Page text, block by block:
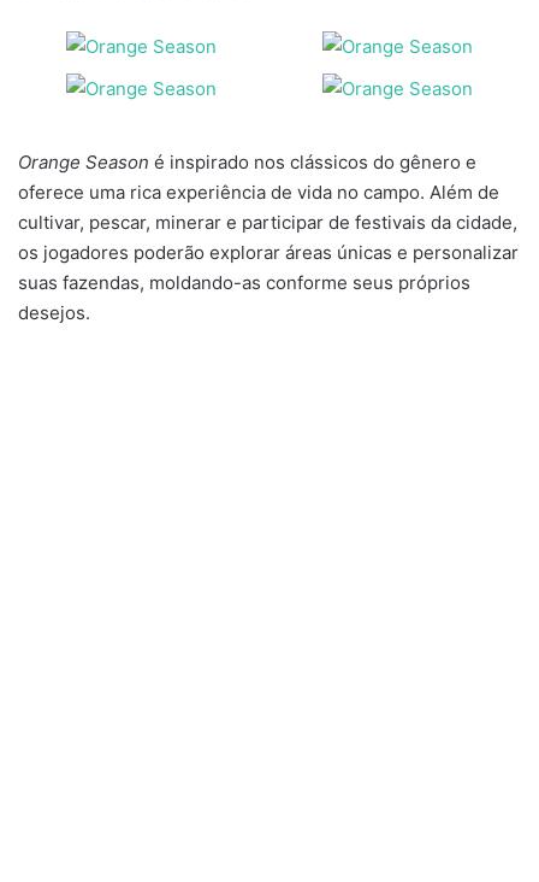
Orange Season é inspirado nos clássicos do gênero e
oferece uma rica experiência de vida no campo. Além de
cultivar, pescar, minerar e participar de festivais da cidade,
os jogadores poderão explorar áreas únicas e personalizar
suas fazendas, moldando-as conforme seus próprios
desejos.